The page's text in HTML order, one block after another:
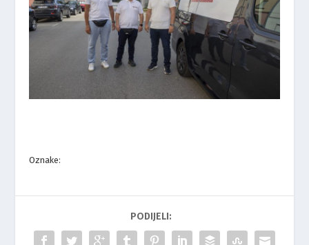
Oznake:
PODIJELI: